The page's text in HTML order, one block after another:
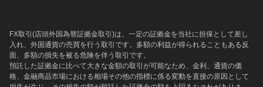
FX取引(店頭外国為替証拠金取引)は、一定の証拠金を当社に担保として差し
入れ、外国通貨の売買を行う取引です。多額の利益が得られることもある反
面、多額の損失を被る危険を伴う取引です。
預託した証拠金に比べて大きな金額の取引が可能なため、金利、通貨の価
格、金融商品市場における相場その他の指標に係る変動を直接の原因として